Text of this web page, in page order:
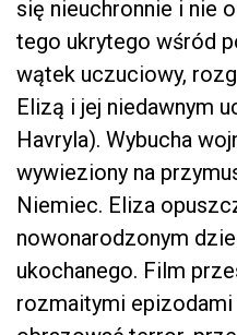
się nieuchronnie i nie
tego ukrytego wśród
wątek uczuciowy,
Elizą i jej niedawnym
Havryla). Wybucha
wywieziony na
Niemiec. Eliza
nowonarodzonym
ukochanego. Film
rozmaitymi